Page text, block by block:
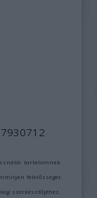
tartalomnak
felelősséget
szerkesztőjéhez.